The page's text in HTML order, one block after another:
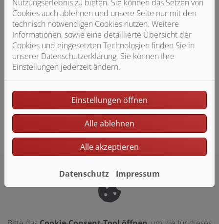
Schlichtungsverfahren: Sollten Sie innerhalb eines
angemessenen Zeitraums keine zufriedenstellende
Antwort erhalten, können Sie sich an die
Schlichtungsstelle gemäß § 16 BGG wenden:
Schlichtungsstelle BGG, c/o Deutscher Behindertenrat,
Telefon: 030 18 527-2805, E-
Mail:info@schlichtungsstelle-bgg.de
www.schlichtungsstelle-bgg.de
Stand der Erklärung: Mai 2026
Nutzungserlebnis zu bieten. Sie können das Setzen von
Cookies auch ablehnen und unsere Seite nur mit den
technisch notwendigen Cookies nutzen. Weitere
Informationen, sowie eine detaillierte Übersicht der
Cookies und eingesetzten Technologien finden Sie in
unserer Datenschutzerklärung. Sie können Ihre
Einstellungen jederzeit ändern.
Einstellungen öffnen
Alle ablehnen
Alle akzeptieren
Datenschutz Impressum